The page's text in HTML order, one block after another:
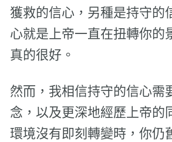
獲救的信心，另種是持守的
心就是上帝一直在扭轉你的
真的很好。
然而，我相信持守的信心需
念，以及更深地經歷上帝的
環境沒有即刻轉變時，你仍